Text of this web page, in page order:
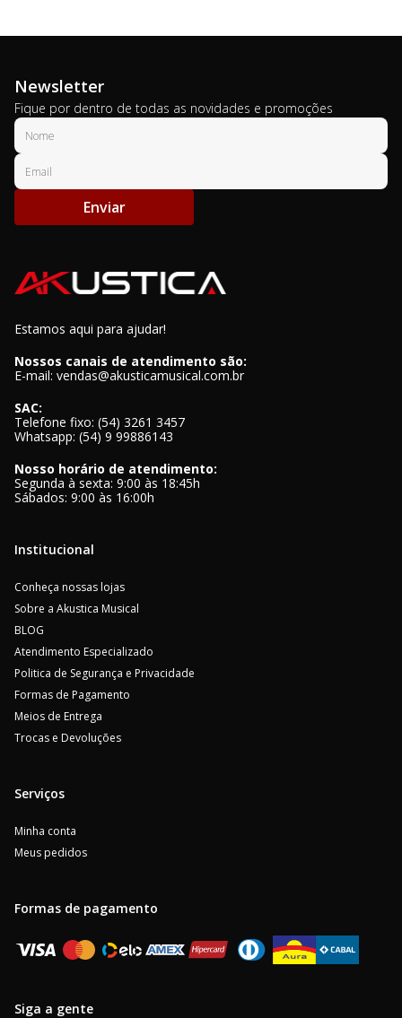
Newsletter
Fique por dentro de todas as novidades e promoções
Enviar
Estamos aqui para ajudar!
Nossos canais de atendimento são:
E-mail: vendas@akusticamusical.com.br
SAC:
Telefone fixo: (54) 3261 3457
Whatsapp: (54) 9 99886143
Nosso horário de atendimento:
Segunda à sexta: 9:00 às 18:45h
Sábados: 9:00 às 16:00h
Institucional
Conheça nossas lojas
Sobre a Akustica Musical
BLOG
Atendimento Especializado
Politica de Segurança e Privacidade
Formas de Pagamento
Meios de Entrega
Trocas e Devoluções
Serviços
Minha conta
Meus pedidos
Formas de pagamento
Siga a gente